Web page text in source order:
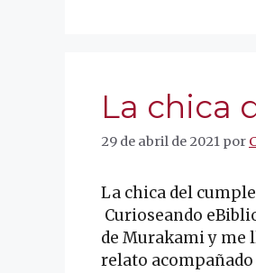
La chica
29 de abril de 2021 por
La chica del
Curioseando
de Murakami y me
relato